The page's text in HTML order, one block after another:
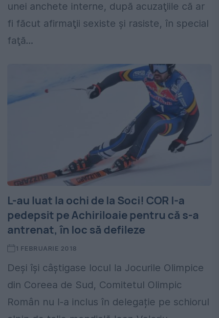
unei anchete interne, după acuzaţiile că ar
fi făcut afirmaţii sexiste şi rasiste, în special
faţă...
L-au luat la ochi de la Soci! COR l-a
pedepsit pe Achiriloaie pentru că s-a
antrenat, în loc să defileze
1 FEBRUARIE 2018
Deși își câștigase locul la Jocurile Olimpice
din Coreea de Sud, Comitetul Olimpic
Român nu l-a inclus în delegație pe schiorul